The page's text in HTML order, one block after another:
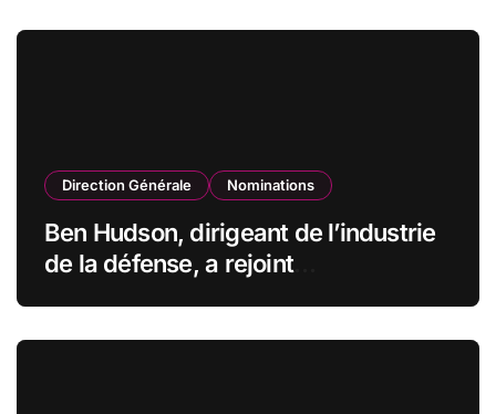
Direction Générale Nominations
Ben Hudson, dirigeant de l’industrie
de la défense, a rejoint